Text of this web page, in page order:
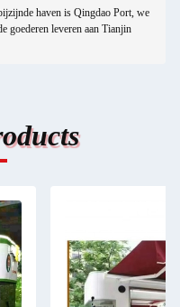
haven is Qingdao Port, we
goederen leveren aan Tianjin